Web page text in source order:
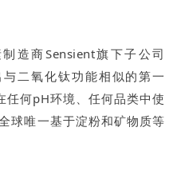
造商Sensient旗下子公司
二氧化钛功能相似的第一
任何pH环境、任何品类中使
球唯一基于淀粉和矿物质等